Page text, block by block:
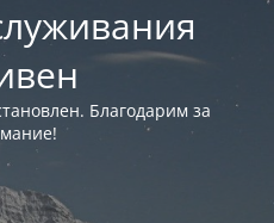
Благодарим за